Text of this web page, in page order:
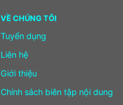
VỀ CHÚNG TÔI
Tuyển dụng
Liên hệ
Giới thiệu
Chính sách biên tập nội dung